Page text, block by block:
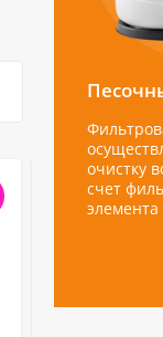
очистку
счет
элемента